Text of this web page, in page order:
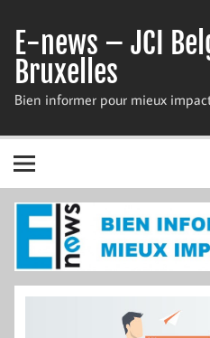
content
E-news – JCI
Bruxelles
Bien informer pour mieux